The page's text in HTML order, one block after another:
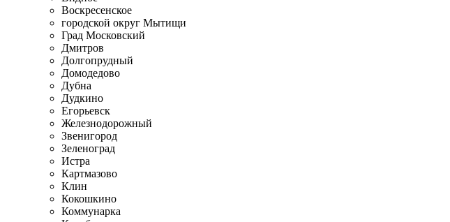
Воскресенское
городской округ Мытищи
Град Московский
Дмитров
Долгопрудный
Домодедово
Дубна
Дудкино
Егорьевск
Железнодорожный
Звенигород
Зеленоград
Истра
Картмазово
Клин
Кокошкино
Коммунарка